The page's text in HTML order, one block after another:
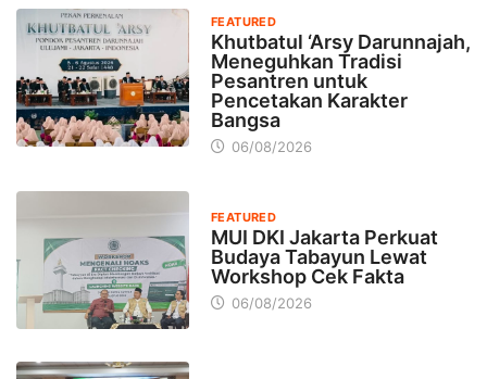
FEATURED
Khutbatul ‘Arsy Darunnajah,
Meneguhkan Tradisi
Pesantren untuk
Pencetakan Karakter
Bangsa
06/08/2026
FEATURED
MUI DKI Jakarta Perkuat
Budaya Tabayun Lewat
Workshop Cek Fakta
06/08/2026